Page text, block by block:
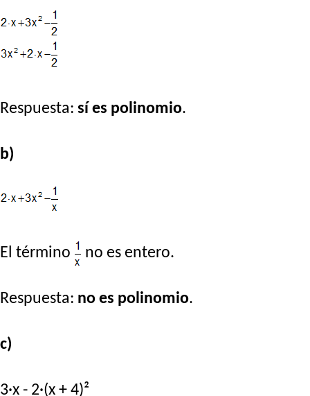
Respuesta: sí es polinomio.
b)
El término no es entero.
Respuesta: no es polinomio.
c)
3·x - 2·(x + 4)²